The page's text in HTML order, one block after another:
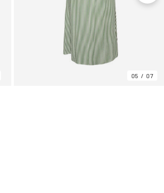
05 07